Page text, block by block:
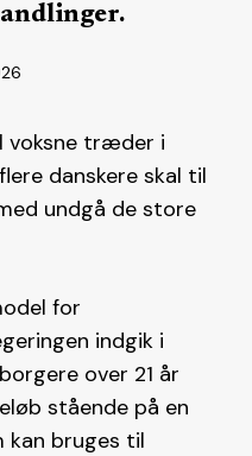
voksne træder i
danskere skal til
undgå de store
for
indgik i
over 21 år
stående på en
kan bruges til